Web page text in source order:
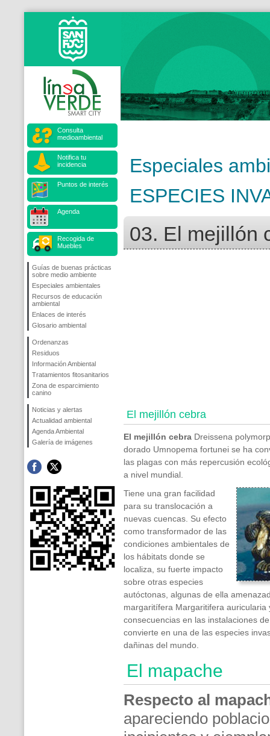
Consulta
medioambiental
Notifica tu
incidencia
Puntos de interés
Agenda
Recogida de
Muebles
Guías de buenas prácticas
sobre medio ambiente
Especiales ambientales
Recursos de educación
ambiental
Enlaces de interés
Glosario ambiental
Ordenanzas
Residuos
Información Ambiental
Tratamientos fitosanitarios
Zona de esparcimiento
canino
Noticias y alertas
Actualidad ambiental
Agenda Ambiental
Galería de imágenes
Especiales
ESPECIES
03. El mejillón
El mejillón cebra
El mejillón cebra Dreissena
dorado Umnopema fortunei se ha
las plagas con más repercusión
a nivel mundial.
Tiene una gran facilidad
para su translocación a
nuevas cuencas. Su efecto
como transformador de las
condiciones ambientales de
los hábitats donde se
localiza, su fuerte impacto
sobre otras especies
autóctonas, algunas de ella
margaritífera Margaritifera auricularia
consecuencias en las instalaciones
convierte en una de las especies
dañinas del mundo.
El mapache
Respecto al
apareciendo